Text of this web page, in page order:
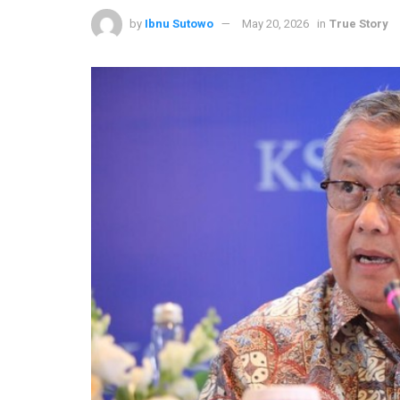
by Ibnu Sutowo May 20, 2026 in True Story